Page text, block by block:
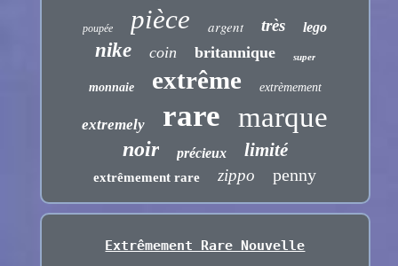
poupée pièce argent très lego
nike coin britannique super
monnaie extrême extrèmement
extremely rare marque
noir précieux limité
extrêmement rare zippo penny
Extrêmement Rare Nouvelle